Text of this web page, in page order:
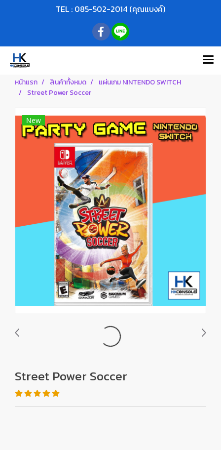
TEL : 085-502-2014 (คุณแบงค์)
หน้าแรก สินค้าทั้งหมด
แผ่นเกม NINTENDO SWITCH
Street Power Soccer
New
Street Power Soccer